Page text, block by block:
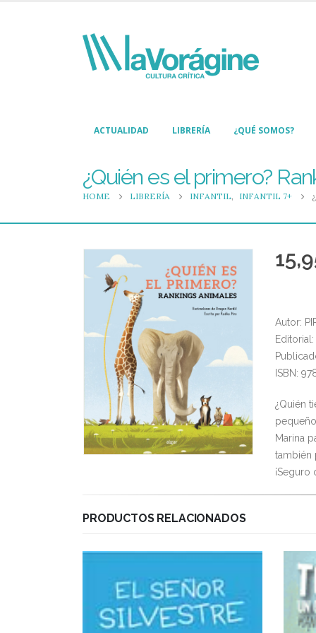
ACTUALIDAD LIBRERÍA ¿QUÉ SOMOS?
¿Quién es el primero?
HOME LIBRERÍA INFANTIL, INFANTIL 7+
Autor:
Editorial:
ISBN:
¿Quién
Marina
también
PRODUCTOS RELACIONADOS